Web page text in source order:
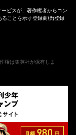
ビスが、著作権者からコン
ことを示す登録商標(登録
権は集英社が保有しま